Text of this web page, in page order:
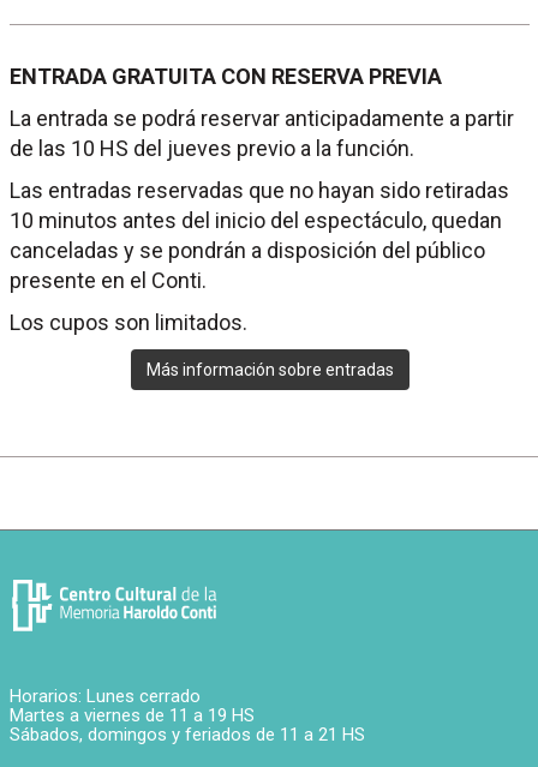
ENTRADA GRATUITA CON RESERVA PREVIA
La entrada se podrá reservar anticipadamente a partir
de las 10 HS del jueves previo a la función.
Las entradas reservadas que no hayan sido retiradas
10 minutos antes del inicio del espectáculo, quedan
canceladas y se pondrán a disposición del público
presente en el Conti.
Los cupos son limitados.
Más información sobre entradas
Horarios: Lunes cerrado
Martes a viernes de 11 a 19 HS
Sábados, domingos y feriados de 11 a 21 HS